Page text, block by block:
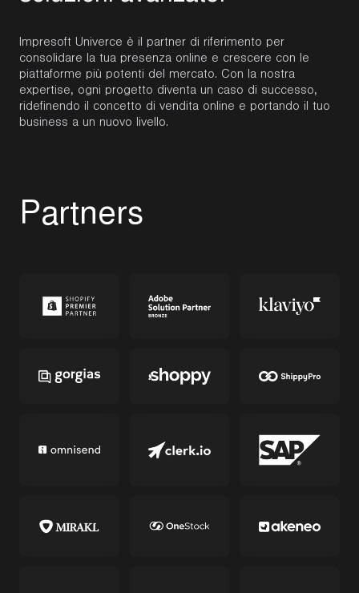
Impresoft Univerce è il partner di riferimento per
consolidare la tua presenza online e crescere con le
piattaforme più potenti del mercato. Con la nostra
expertise, ogni progetto diventa un caso di successo,
ridefinendo il concetto di vendita online e portando il tuo
business a un nuovo livello.
Partners